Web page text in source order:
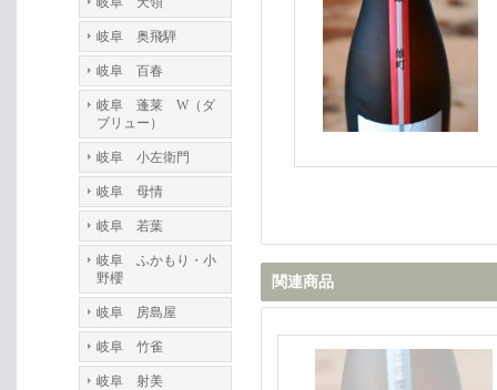
岐阜 奥飛騨
岐阜 百春
岐阜 蓬莱 W（ダ
ブリュー）
岐阜 小左衛門
岐阜 母情
岐阜 若葉
岐阜 ふかもり・小
野櫻
岐阜 房島屋
岐阜 竹雀
岐阜 射美
関連商品